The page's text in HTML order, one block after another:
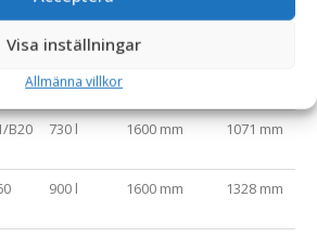
Visa inställningar
Allmänna villkor
480 l
B20 730 l 1600 mm 1071 mm
900 l 1600 mm 1328 mm